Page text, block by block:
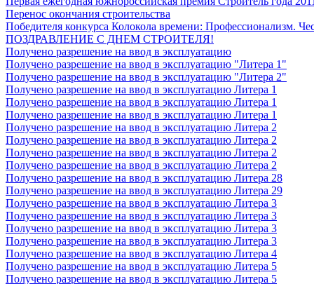
Перенос окончания строительства
Победителя конкурса Колокола времени: Профессионализм.
ПОЗДРАВЛЕНИЕ С ДНЕМ СТРОИТЕЛЯ!
Получено разрешение на ввод в эксплуатацию
Получено разрешение на ввод в эксплуатацию "Литера 1"
Получено разрешение на ввод в эксплуатацию "Литера 2"
Получено разрешение на ввод в эксплуатацию Литера 1
Получено разрешение на ввод в эксплуатацию Литера 1
Получено разрешение на ввод в эксплуатацию Литера 1
Получено разрешение на ввод в эксплуатацию Литера 2
Получено разрешение на ввод в эксплуатацию Литера 2
Получено разрешение на ввод в эксплуатацию Литера 2
Получено разрешение на ввод в эксплуатацию Литера 2
Получено разрешение на ввод в эксплуатацию Литера 28
Получено разрешение на ввод в эксплуатацию Литера 29
Получено разрешение на ввод в эксплуатацию Литера 3
Получено разрешение на ввод в эксплуатацию Литера 3
Получено разрешение на ввод в эксплуатацию Литера 3
Получено разрешение на ввод в эксплуатацию Литера 3
Получено разрешение на ввод в эксплуатацию Литера 4
Получено разрешение на ввод в эксплуатацию Литера 5
Получено разрешение на ввод в эксплуатацию Литера 5